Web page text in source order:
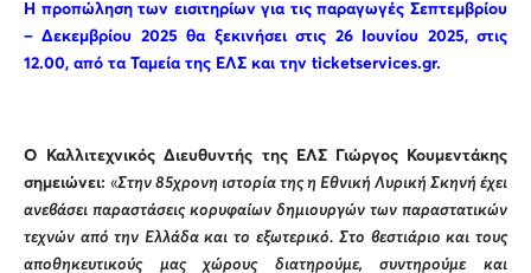
Η προπώληση των εισιτηρίων για τις παραγωγές Σεπτεμβρίου
– Δεκεμβρίου 2025 θα ξεκινήσει στις 26 Ιουνίου 2025, στις
12.00, από τα Ταμεία της ΕΛΣ και την ticketservices.gr.
Ο Καλλιτεχνικός Διευθυντής της ΕΛΣ Γιώργος Κουμεντάκης
σημειώνει: «Στην 85χρονη ιστορία της η Εθνική Λυρική Σκηνή έχει
ανεβάσει παραστάσεις κορυφαίων δημιουργών των παραστατικών
τεχνών από την Ελλάδα και το εξωτερικό. Στο βεστιάριο και τους
αποθηκευτικούς μας χώρους διατηρούμε, συντηρούμε και